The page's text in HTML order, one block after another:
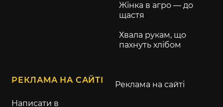
Жінка в агро — до
щастя
Хвала рукам, що
пахнуть хлібом
РЕКЛАМА НА САЙТІ
Написати в
Реклама на сайті